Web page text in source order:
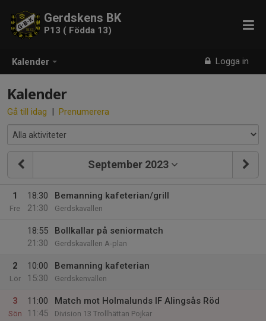
Kalender Logga in
Gerdskens BK
P13 ( Födda 13)
Kalender
Gå till idag | Prenumerera
September 2023
1
Fre
18:30
21:30
Bemanning kafeterian/grill
Gerdskavallen
18:55
21:30
Bollkallar på seniormatch
Gerdskavallen A-plan
2
Lör
10:00
15:30
Bemanning kafeterian
Gerdskenvallen
3
Sön
11:00
11:45
Match mot Holmalunds IF Alingsås Röd
Division 13 Trollhättan Pojkar